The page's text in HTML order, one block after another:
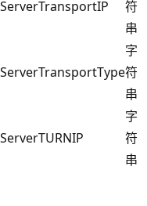
ServerTransportIP
符
串
ServerTransportType
字
符
串
ServerTURNIP
字
符
串